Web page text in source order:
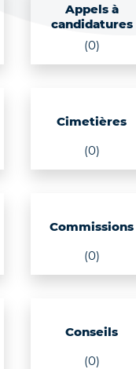
Appels à
candidatures
(0)
Cimetières
(0)
Commissions
(0)
Conseils
(0)